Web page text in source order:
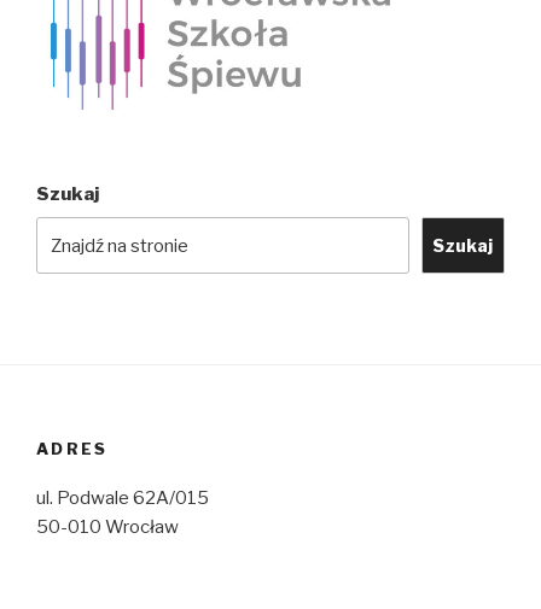
Szukaj
Szukaj
ADRES
ul. Podwale 62A/015
50-010 Wrocław